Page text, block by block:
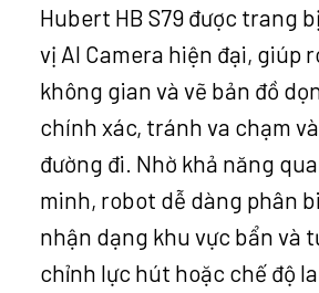
Hubert HB S79 được trang
vị AI Camera hiện đại, giúp
không gian và vẽ bản đồ
chính xác, tránh va chạm
đường đi. Nhờ khả năng
minh, robot dễ dàng phân
nhận dạng khu vực bẩn và
chỉnh lực hút hoặc chế độ